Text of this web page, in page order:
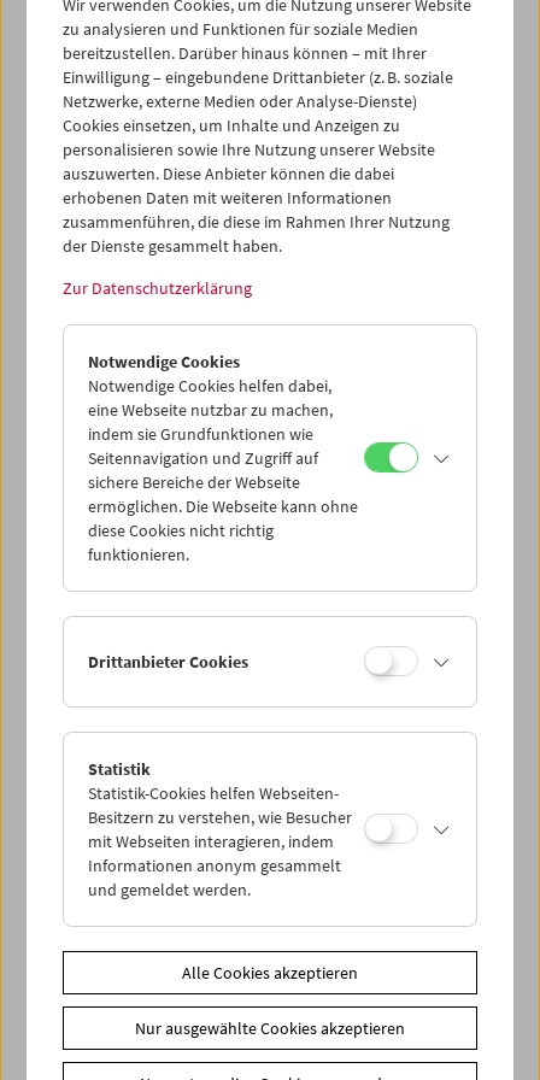
In person:
Laura Huertas Millán. Image
Policies
Es muss doch möglich sein, Geschichte anders zu
erzählen. Diese Vorgabe könnte als Leitlinie im Werk von
Laura Huertas Millán gelesen werden. Die gebürtige
Kolumbianerin studierte am Studio Le Fresnoy und an
der École des Beaux Arts in Paris, bevor sie von 2014 bis
2017 an dem von Lucien Castaing-Taylor gegründeten
Harvard Sensory Ethnography Lab teilnahm, dessen
Fokus auf nicht-dis-kursiven Formen für experimentelle
Ethnografie liegt. "Ethnografic Fiction" ist der Begriff, den
Huertas Millán für ihre Arbeitspraxis wählt und der
Exotismus, Ethnografie und Anthropologie in eine
sich als vielgestaltige Herausforderungen lesen,
neu zu justieren. (Dietmar Schwärzler)
In Kooperation mit sixpackfilm und Vienna Shorts
Vienna Shorts|sixpackfilm
Share on
Spielplan
Vorschau Sept / Okt 2026
Wir verwenden Cookies, um die Nutzung unserer Website
zu analysieren und Funktionen für soziale Medien
bereitzustellen. Darüber hinaus können – mit Ihrer
Einwilligung – eingebundene Drittanbieter (z. B. soziale
Netzwerke, externe Medien oder Analyse-Dienste)
Cookies einsetzen, um Inhalte und Anzeigen zu
personalisieren sowie Ihre Nutzung unserer Website
auszuwerten. Diese Anbieter können die dabei
erhobenen Daten mit weiteren Informationen
zusammenführen, die diese im Rahmen Ihrer Nutzung
der Dienste gesammelt haben.
Zur Datenschutzerklärung
Notwendige Cookies
Notwendige Cookies helfen dabei,
eine Webseite nutzbar zu machen,
indem sie Grundfunktionen wie
Seitennavigation und Zugriff auf
sichere Bereiche der Webseite
ermöglichen. Die Webseite kann ohne
diese Cookies nicht richtig
funktionieren.
Drittanbieter Cookies
Statistik
Statistik-Cookies helfen Webseiten-
Besitzern zu verstehen, wie Besucher
mit Webseiten interagieren, indem
Informationen anonym gesammelt
und gemeldet werden.
Alle Cookies akzeptieren
Nur ausgewählte Cookies akzeptieren